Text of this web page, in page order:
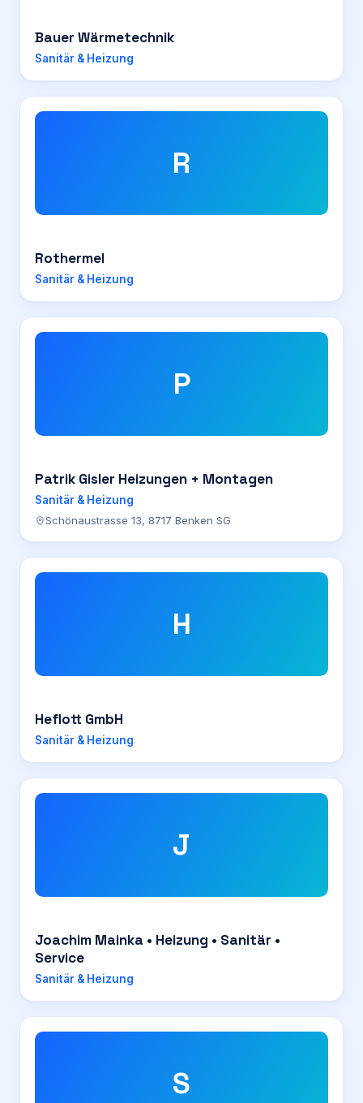
Bauer Wärmetechnik
Sanitär & Heizung
R
Rothermel
Sanitär & Heizung
P
Patrik Gisler Heizungen + Montagen
Sanitär & Heizung
Schönaustrasse 13, 8717 Benken SG
H
Heflott GmbH
Sanitär & Heizung
J
Joachim Mainka • Heizung • Sanitär •
Service
Sanitär & Heizung
S